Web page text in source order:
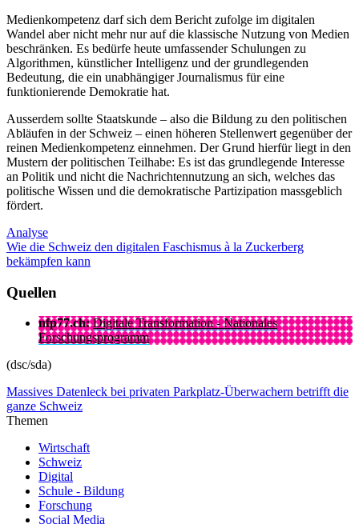
Medienkompetenz darf sich dem Bericht zufolge im digitalen
Wandel aber nicht mehr nur auf die klassische Nutzung von Medien
beschränken. Es bedürfe heute umfassender Schulungen zu
Algorithmen, künstlicher Intelligenz und der grundlegenden
Bedeutung, die ein unabhängiger Journalismus für eine
funktionierende Demokratie hat.
Ausserdem sollte Staatskunde – also die Bildung zu den politischen
Abläufen in der Schweiz – einen höheren Stellenwert gegenüber der
reinen Medienkompetenz einnehmen. Der Grund hierfür liegt in den
Mustern der politischen Teilhabe: Es ist das grundlegende Interesse
an Politik und nicht die Nachrichtennutzung an sich, welches das
politische Wissen und die demokratische Partizipation massgeblich
fördert.
Analyse
Wie die Schweiz den digitalen Faschismus à la Zuckerberg
bekämpfen kann
Quellen
nfp77.ch: Digitale Transformation - Nationales
Forschungsprogramm
(dsc/sda)
Massives Datenleck bei privaten Parkplatz-Überwachern betrifft die
ganze Schweiz
Themen
Wirtschaft
Schweiz
Digital
Schule - Bildung
Forschung
Social Media